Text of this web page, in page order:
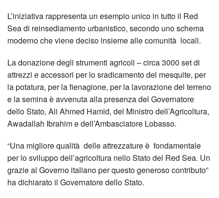
L’iniziativa rappresenta un esempio unico in tutto il Red
Sea di reinsediamento urbanistico, secondo uno schema
moderno che viene deciso insieme alle comunità locali.
La donazione degli strumenti agricoli – circa 3000 set di
attrezzi e accessori per lo sradicamento del mesquite, per
la potatura, per la fienagione, per la lavorazione del terreno
e la semina è avvenuta alla presenza del Governatore
dello Stato, Ali Ahmed Hamid, del Ministro dell’Agricoltura,
Awadallah Ibrahim e dell’Ambasciatore Lobasso.
“Una migliore qualità delle attrezzature è fondamentale
per lo sviluppo dell’agricoltura nello Stato del Red Sea. Un
grazie al Governo italiano per questo generoso contributo”
ha dichiarato il Governatore dello Stato.